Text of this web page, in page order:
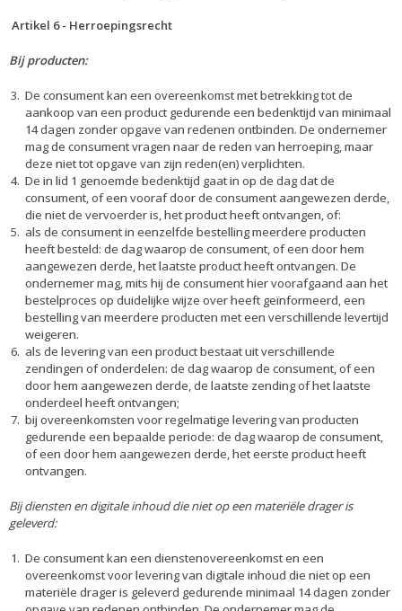
Artikel 6 - Herroepingsrecht
Bij producten:
De consument kan een overeenkomst met betrekking tot de
aankoop van een product gedurende een bedenktijd van minimaal
14 dagen zonder opgave van redenen ontbinden. De ondernemer
mag de consument vragen naar de reden van herroeping, maar
deze niet tot opgave van zijn reden(en) verplichten.
De in lid 1 genoemde bedenktijd gaat in op de dag dat de
consument, of een vooraf door de consument aangewezen derde,
die niet de vervoerder is, het product heeft ontvangen, of:
als de consument in eenzelfde bestelling meerdere producten
heeft besteld: de dag waarop de consument, of een door hem
aangewezen derde, het laatste product heeft ontvangen. De
ondernemer mag, mits hij de consument hier voorafgaand aan het
bestelproces op duidelijke wijze over heeft geïnformeerd, een
bestelling van meerdere producten met een verschillende levertijd
weigeren.
als de levering van een product bestaat uit verschillende
zendingen of onderdelen: de dag waarop de consument, of een
door hem aangewezen derde, de laatste zending of het laatste
onderdeel heeft ontvangen;
bij overeenkomsten voor regelmatige levering van producten
gedurende een bepaalde periode: de dag waarop de consument,
of een door hem aangewezen derde, het eerste product heeft
ontvangen.
Bij diensten en digitale inhoud die niet op een materiële drager is
geleverd:
De consument kan een dienstenovereenkomst en een
overeenkomst voor levering van digitale inhoud die niet op een
materiële drager is geleverd gedurende minimaal 14 dagen zonder